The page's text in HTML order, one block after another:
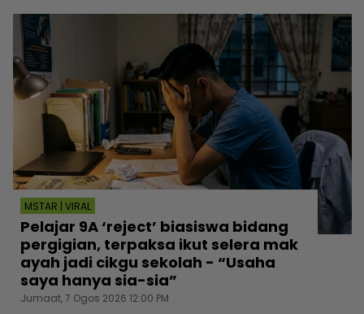
MSTAR | VIRAL
Pelajar 9A ‘reject’ biasiswa bidang
pergigian, terpaksa ikut selera mak
ayah jadi cikgu sekolah - “Usaha
saya hanya sia-sia”
Jumaat, 7 Ogos 2026 12:00 PM